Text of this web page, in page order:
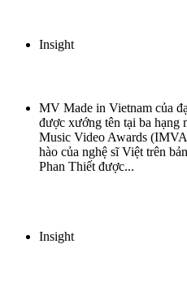
Insight
MV Made in Vietnam của
được xướng tên tại ba hạng
Music Video Awards
hào của nghệ sĩ Việt trên
Phan Thiết được...
Insight